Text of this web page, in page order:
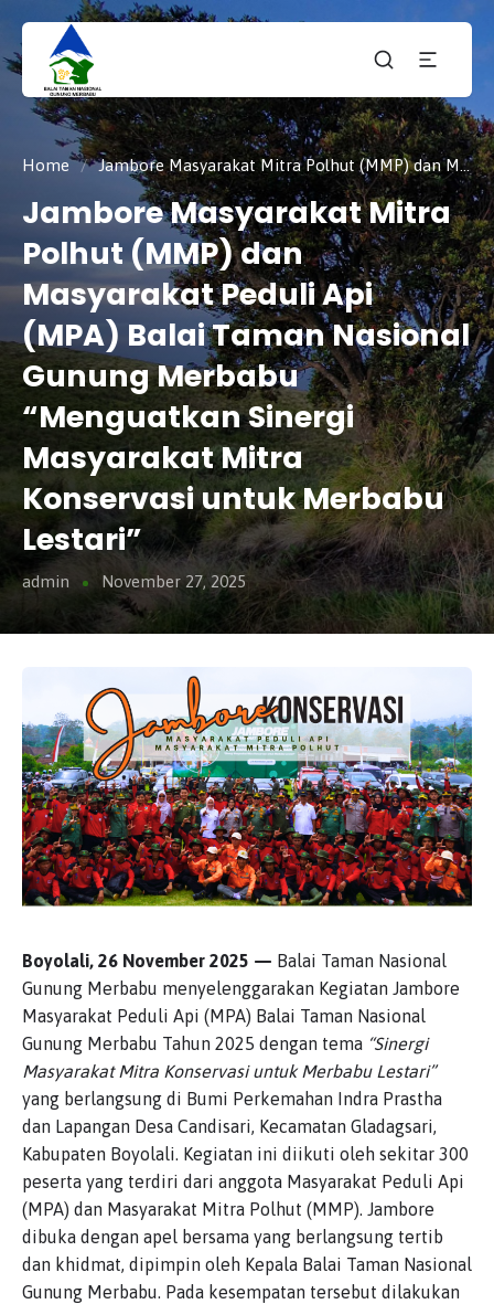
Taman
Nasiona
Gunung
Merbabu
tnmerbabu,
tngunungmerbabu,
tamannasional,
gunungmerbabu,
Home / Jambore Masyarakat Mitra Polhut (MMP) dan Masyarakat Peduli Api (MPA) Balai Taman Nasional Gunung Merbabu “Menguatkan Sinergi Masyarakat Mitra Konservasi untuk Merbabu Lestari”
Jambore Masyarakat Mitra
Polhut (MMP) dan
Masyarakat Peduli Api
(MPA) Balai Taman Nasional
Gunung Merbabu
“Menguatkan Sinergi
Masyarakat Mitra
Konservasi untuk Merbabu
Lestari”
admin November 27, 2025
Boyolali, 26 November 2025 — Balai Taman Nasional
Gunung Merbabu menyelenggarakan Kegiatan Jambore
Masyarakat Peduli Api (MPA) Balai Taman Nasional
Gunung Merbabu Tahun 2025 dengan tema “Sinergi
Masyarakat Mitra Konservasi untuk Merbabu Lestari”
yang berlangsung di Bumi Perkemahan Indra Prastha
dan Lapangan Desa Candisari, Kecamatan Gladagsari,
Kabupaten Boyolali. Kegiatan ini diikuti oleh sekitar 300
peserta yang terdiri dari anggota Masyarakat Peduli Api
(MPA) dan Masyarakat Mitra Polhut (MMP). Jambore
dibuka dengan apel bersama yang berlangsung tertib
dan khidmat, dipimpin oleh Kepala Balai Taman Nasional
Gunung Merbabu. Pada kesempatan tersebut dilakukan